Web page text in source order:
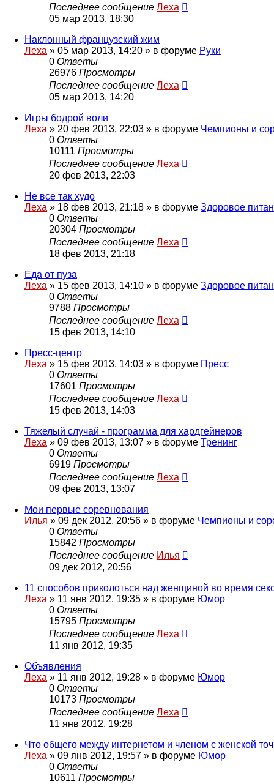
Последнее сообщение Леха
05 мар 2013, 18:30
Наклонный французский жим
Леха » 05 мар 2013, 14:20 » в форуме Руки
0 Ответы
26976 Просмотры
Последнее сообщение Леха
05 мар 2013, 14:20
Игры бодрой воли
Леха » 20 фев 2013, 22:03 » в форуме Чемпионы и
0 Ответы
10111 Просмотры
Последнее сообщение Леха
20 фев 2013, 22:03
Не все так худо
Леха » 18 фев 2013, 21:18 » в форуме Здоровое
0 Ответы
20304 Просмотры
Последнее сообщение Леха
18 фев 2013, 21:18
Еда от пуза
Леха » 15 фев 2013, 14:10 » в форуме Здоровое
0 Ответы
9788 Просмотры
Последнее сообщение Леха
15 фев 2013, 14:10
Пресс-центр
Леха » 15 фев 2013, 14:03 » в форуме Пресс
0 Ответы
17601 Просмотры
Последнее сообщение Леха
15 фев 2013, 14:03
Тяжелый случай - программа для хардгейнеров
Леха » 09 фев 2013, 13:07 » в форуме Тренинг
0 Ответы
6919 Просмотры
Последнее сообщение Леха
09 фев 2013, 13:07
Мои первые соревнования
Илья » 09 дек 2012, 20:56 » в форуме Чемпионы и
0 Ответы
15842 Просмотры
Последнее сообщение Илья
09 дек 2012, 20:56
11 способов приколоться над женщиной во время
Леха » 11 янв 2012, 19:35 » в форуме Юмор
0 Ответы
15795 Просмотры
Последнее сообщение Леха
11 янв 2012, 19:35
Объявления
Леха » 11 янв 2012, 19:28 » в форуме Юмор
0 Ответы
10173 Просмотры
Последнее сообщение Леха
11 янв 2012, 19:28
Что общего между интернетом и членом с женской
Леха » 09 янв 2012, 19:57 » в форуме Юмор
0 Ответы
10611 Просмотры